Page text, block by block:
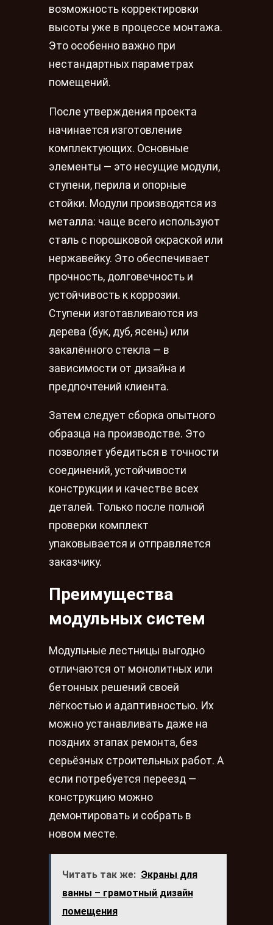
возможность корректировки
высоты уже в процессе монтажа.
Это особенно важно при
нестандартных параметрах
помещений.
После утверждения проекта
начинается изготовление
комплектующих. Основные
элементы — это несущие модули,
ступени, перила и опорные
стойки. Модули производятся из
металла: чаще всего используют
сталь с порошковой окраской или
нержавейку. Это обеспечивает
прочность, долговечность и
устойчивость к коррозии.
Ступени изготавливаются из
дерева (бук, дуб, ясень) или
закалённого стекла — в
зависимости от дизайна и
предпочтений клиента.
Затем следует сборка опытного
образца на производстве. Это
позволяет убедиться в точности
соединений, устойчивости
конструкции и качестве всех
деталей. Только после полной
проверки комплект
упаковывается и отправляется
заказчику.
Преимущества
модульных систем
Модульные лестницы выгодно
отличаются от монолитных или
бетонных решений своей
лёгкостью и адаптивностью. Их
можно устанавливать даже на
поздних этапах ремонта, без
серьёзных строительных работ. А
если потребуется переезд —
конструкцию можно
демонтировать и собрать в
новом месте.
Читать так же: Экраны для
ванны – грамотный дизайн
помещения